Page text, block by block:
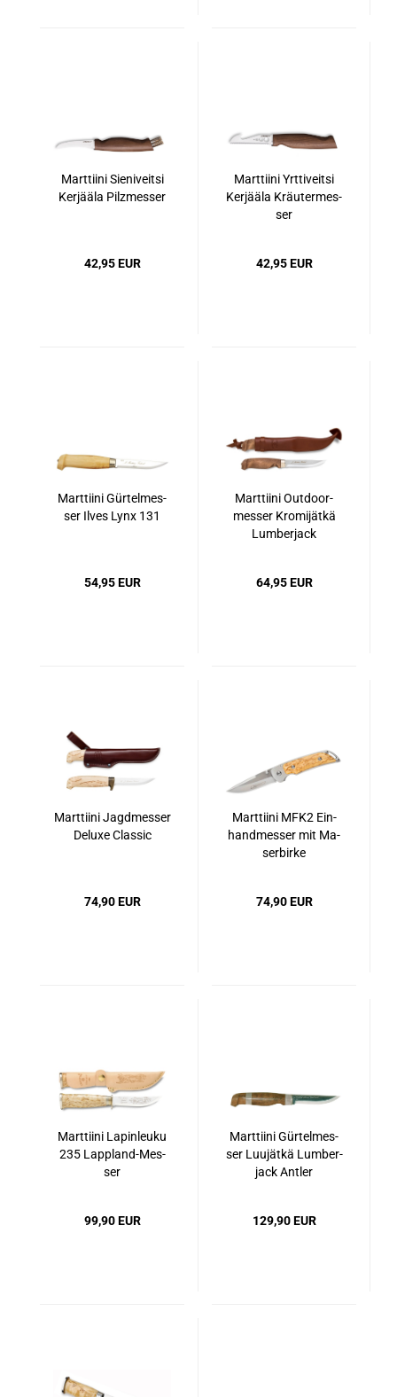
Marttiini Si­e­ni­veitsi
Ker­j­ää­la Pilz­mes­ser
42,95 EUR
Marttiini Yrt­ti­veitsi
Ker­j­ää­la Kräu­ter­mes­
ser
42,95 EUR
Marttiini Gür­tel­mes­
ser Ilves Lynx 131
54,95 EUR
Marttiini Out­door­
mes­ser Kro­mi­jät­kä
Lum­ber­jack
64,95 EUR
Marttiini Jagd­mes­ser
De­lu­xe Clas­sic
74,90 EUR
Marttiini MFK2 Ein­
hand­mes­ser mit Ma­
ser­bir­ke
74,90 EUR
Marttiini La­pin­leu­ku
235 Lappland-​​Mes­
ser
99,90 EUR
Marttiini Gür­tel­mes­
ser Lu­ujät­kä Lum­ber­
jack Ant­ler
129,90 EUR